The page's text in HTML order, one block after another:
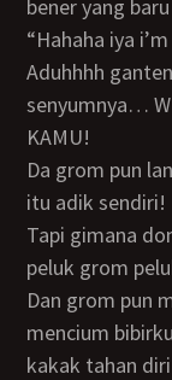
bener yang
“hahaha iya
aduhhhh gantengnya keren banget pengen deh liat
senyumnya…
KAMU!
da grom pun lansung memeluk ku… aduhhhh heeee
itu adik sendiri!
tapi gimana donk aduh tubuhnya itu enak banget di
peluk grom
dan grom pun mencium pipiku, dan dia juuga
mencium
kakak tahan